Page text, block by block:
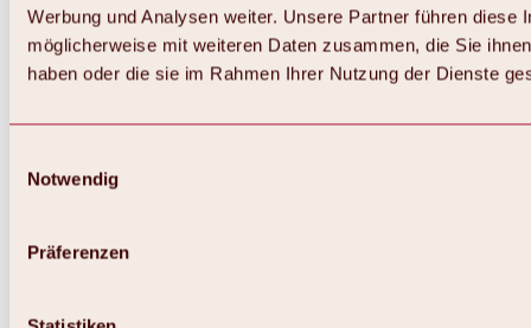
Werbung und Analysen weiter. Unsere Partner führen diese
möglicherweise mit weiteren Daten zusammen, die Sie
haben oder die sie im Rahmen Ihrer Nutzung der Dienste
Notwendig
Präferenzen